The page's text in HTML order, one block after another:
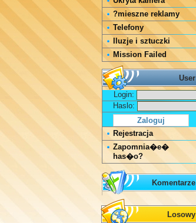
?mieszne reklamy
Telefony
Iluzje i sztuczki
Mission Failed
User
Login:
Haslo:
Rejestracja
Zapomnia�e�
has�o?
Komentarze
Losowy